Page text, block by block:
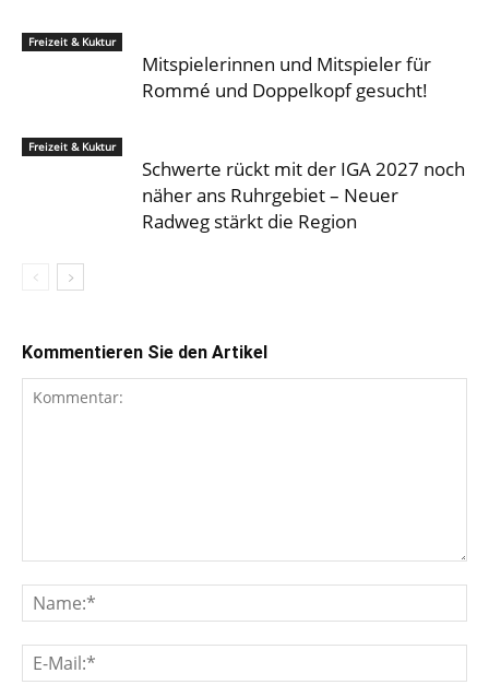
Freizeit & Kuktur
Mitspielerinnen und Mitspieler für
Rommé und Doppelkopf gesucht!
Freizeit & Kuktur
Schwerte rückt mit der IGA 2027 noch
näher ans Ruhrgebiet – Neuer
Radweg stärkt die Region
Kommentieren Sie den Artikel